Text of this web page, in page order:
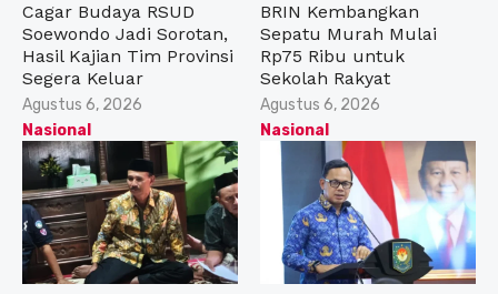
Cagar Budaya RSUD
Soewondo Jadi Sorotan,
Hasil Kajian Tim Provinsi
Segera Keluar
Posted
on
Agustus 6, 2026
Nasional
BRIN Kembangkan
Sepatu Murah Mulai
Rp75 Ribu untuk
Sekolah Rakyat
Posted
on
Agustus 6, 2026
Nasional